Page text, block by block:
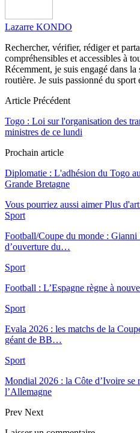
Lazarre KONDO
Rechercher, vérifier, rédiger et
compréhensibles et accessibles à
Récemment, je suis engagé dans
routière. Je suis passionné du sport
Article Précédent
Togo : Loi sur l'organisation des
ministres de ce lundi
Prochain article
Diplomatie : L'adhésion du Togo
Grande Bretagne
Vous pourriez aussi aimer Plus
Sport
Football/Coupe du monde :
d’ouverture du…
Sport
Football : L’Espagne règne à
Sport
Evala 2026 : les matchs de la
géant de BB…
Sport
Mondial 2026 : la Côte d’Ivoire se
l’Allemagne
Prev Next